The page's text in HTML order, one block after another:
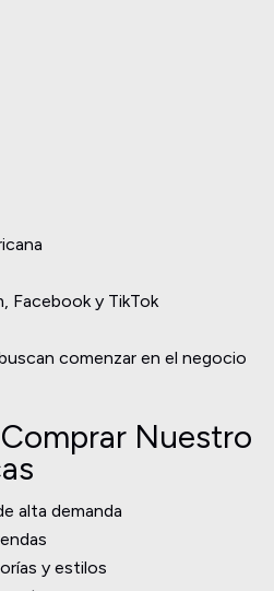
Facebook y TikTok
comenzar en el negocio
Nuestro
alta demanda
y estilos